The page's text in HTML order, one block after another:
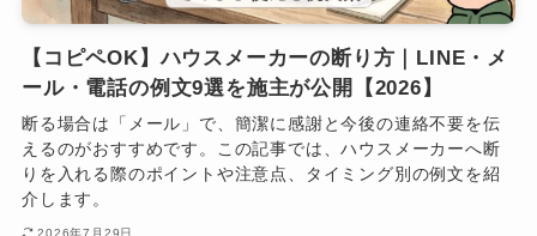
【コピペOK】ハウスメーカーの断り方｜LINE・メ
ール・電話の例文9選を施主が公開【2026】
断る場合は「メール」で、簡潔に感謝と今後の連絡不要を伝
えるのがおすすめです。この記事では、ハウスメーカーへ断
りを入れる際のポイントや注意点、タイミング別の例文を紹
介します。
2026年7月29日